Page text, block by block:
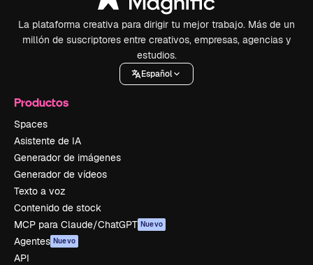
La plataforma creativa para dirigir tu mejor trabajo. Más de un
millón de suscriptores entre creativos, empresas, agencias y
estudios.
Español
Productos
Spaces
Asistente de IA
Generador de imágenes
Generador de vídeos
Texto a voz
Contenido de stock
MCP para Claude/ChatGPT Nuevo
Agentes Nuevo
API